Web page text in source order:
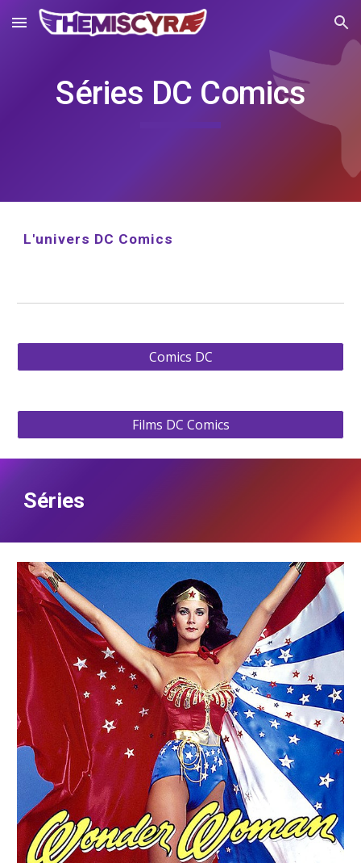
Skip to main content Skip to navigation
Séries DC Comics
L'univers DC Comics
Comics DC
Films DC Comics
Séries